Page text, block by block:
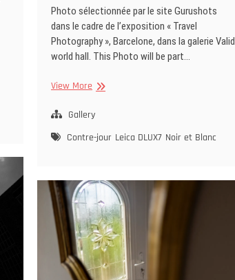
Photo sélectionnée par le site Gurushots
dans le cadre de l’exposition « Travel
Photography », Barcelone, dans la galerie Valid
world hall. This Photo will be part…
View More Exposition
Barcelone
Gallery
Contre-jour Leica DLUX7 Noir et Blanc